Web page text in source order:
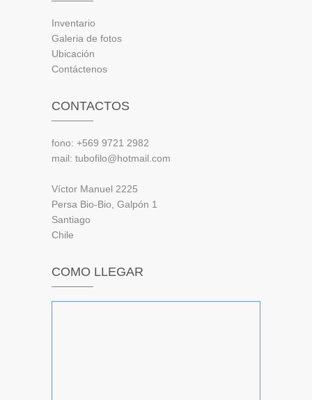
Inventario
Galeria de fotos
Ubicación
Contáctenos
CONTACTOS
fono: +569 9721 2982
mail: tubofilo@hotmail.com
Víctor Manuel 2225
Persa Bio-Bio, Galpón 1
Santiago
Chile
COMO LLEGAR